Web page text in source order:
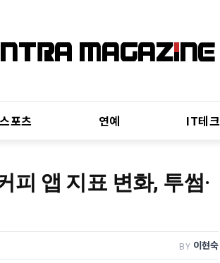
스포츠 연예 IT테크
피 앱 지표 변화, 투썸·
BY 이현숙